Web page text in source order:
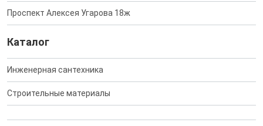
Проспект Алексея Угарова 18ж
Каталог
Инженерная сантехника
Строительные материалы